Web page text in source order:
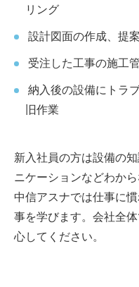
リング
設計図面の作成、提案
受注した工事の施工
納入後の設備にトラ
旧作業
新入社員の方は設備の
ニケーションなどわか
中信アスナでは仕事に
事を学びます。会社全
心してください。